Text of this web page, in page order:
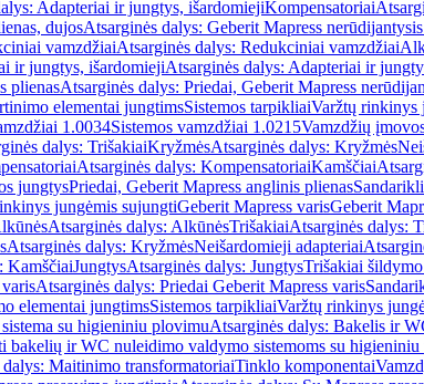
Adapteriai ir jungtys, išardomiejiKompensatoriai
dujosAtsarginės dalys: Geberit Mapress
vamzdžiaiAtsarginės dalys: Redukciniai vamzdžiai
ir jungtys, išardomiejiAtsarginės dalys: Adapteriai ir
plienasAtsarginės dalys: Priedai, Geberit Mapress
elementai jungtimsSistemos tarpikliaiVaržtų rinkinys
1.0034Sistemos vamzdžiai 1.0215Vamzdžių
dalys: TrišakiaiKryžmėsAtsarginės dalys: Kryžmės
Atsarginės dalys: KompensatoriaiKamščiai
jungtysPriedai, Geberit Mapress anglinis plienas
jungėmis sujungtiGeberit Mapress varisGeberit
Atsarginės dalys: AlkūnėsTrišakiaiAtsarginės dalys:
Atsarginės dalys: KryžmėsNeišardomieji adapteriai
KamščiaiJungtysAtsarginės dalys: JungtysTrišakiai šildymo
Atsarginės dalys: Priedai Geberit Mapress varis
elementai jungtimsSistemos tarpikliaiVaržtų rinkinys
su higieniniu plovimuAtsarginės dalys: Bakelis ir
bakelių ir WC nuleidimo valdymo sistemoms su
dalys: Maitinimo transformatoriaiTinklo komponentai